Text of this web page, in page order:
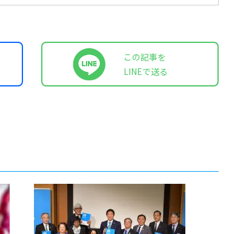
この記事を
LINEで送る